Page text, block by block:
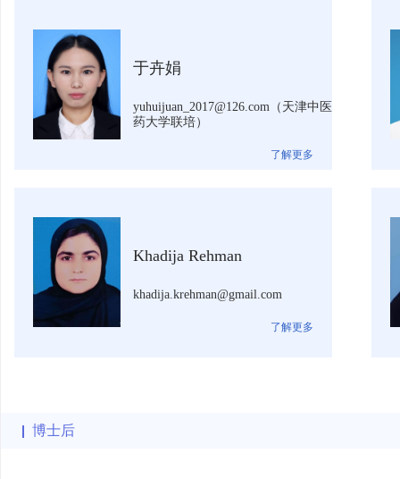
于卉娟
yuhuijuan_2017@126.com（天津中医
药大学联培）
了解更多
Khadija Rehman
khadija.krehman@gmail.com
了解更多
博士后